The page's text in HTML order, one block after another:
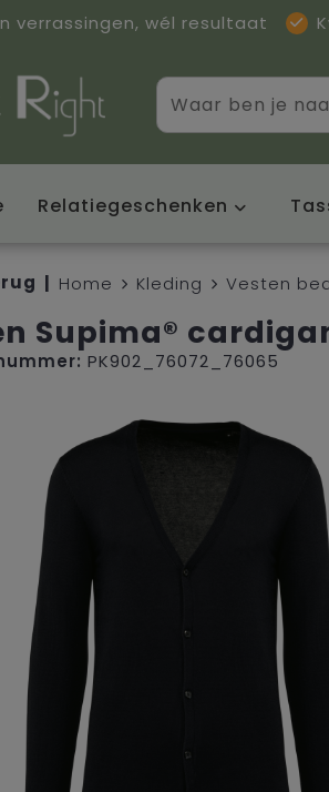
verrassingen, wél resultaat
Relatiegeschenken
Home Kleding Vesten
Supima®
PK902_76072_76065